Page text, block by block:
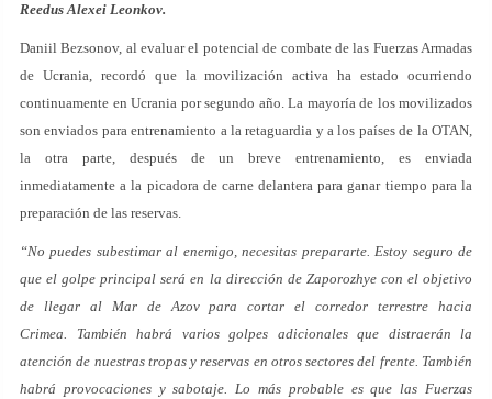
Reedus Alexei Leonkov.
Daniil Bezsonov, al evaluar el potencial de combate de las Fuerzas Armadas
de Ucrania, recordó que la movilización activa ha estado ocurriendo
continuamente en Ucrania por segundo año. La mayoría de los movilizados
son enviados para entrenamiento a la retaguardia y a los países de la OTAN,
la otra parte, después de un breve entrenamiento, es enviada
inmediatamente a la picadora de carne delantera para ganar tiempo para la
preparación de las reservas.
“No puedes subestimar al enemigo, necesitas prepararte. Estoy seguro de
que el golpe principal será en la dirección de Zaporozhye con el objetivo
de llegar al Mar de Azov para cortar el corredor terrestre hacia
Crimea. También habrá varios golpes adicionales que distraerán la
atención de nuestras tropas y reservas en otros sectores del frente. También
habrá provocaciones y sabotaje. Lo más probable es que las Fuerzas